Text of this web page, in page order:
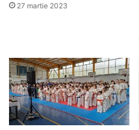
27 martie 2023